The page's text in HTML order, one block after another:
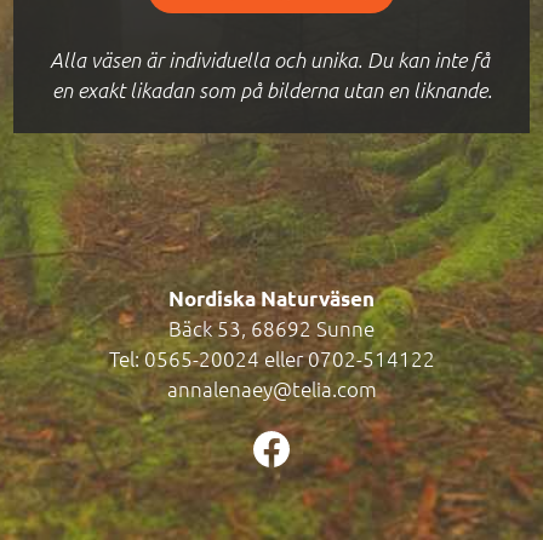
Alla väsen är individuella och unika. Du kan inte få
en exakt likadan som på bilderna utan en liknande.
Nordiska Naturväsen
Bäck 53, 68692 Sunne
Tel:0565-20024 eller0702-514122
annalenaey@telia.com